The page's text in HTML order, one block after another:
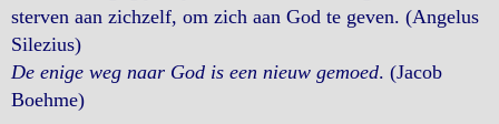
sterven aan zichzelf, om zich aan God te geven. (Angelus
Silezius)
De enige weg naar God is een nieuw gemoed. (Jacob
Boehme)